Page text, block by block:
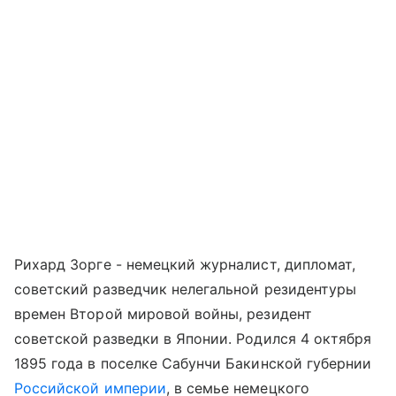
Рихард Зорге - немецкий журналист, дипломат,
советский разведчик нелегальной резидентуры
времен Второй мировой войны, резидент
советской разведки в Японии. Родился 4 октября
1895 года в поселке Сабунчи Бакинской губернии
Российской империи, в семье немецкого